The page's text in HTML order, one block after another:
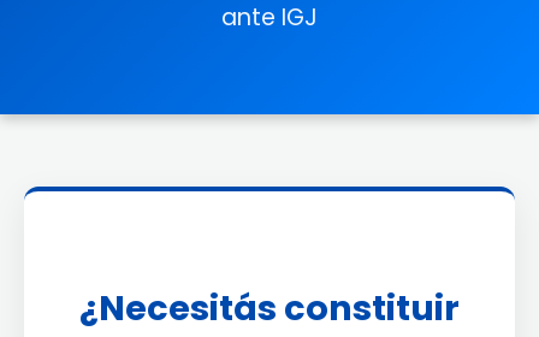
ante IGJ
¿Necesitás constituir